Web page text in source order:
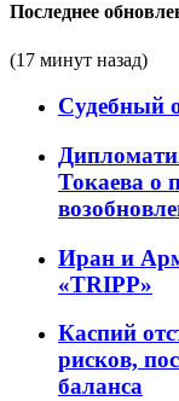
Последнее
(17 минут назад)
Судебный
Токаева о
Иран и
«TRIPP»
Каспий
рисков,
баланса